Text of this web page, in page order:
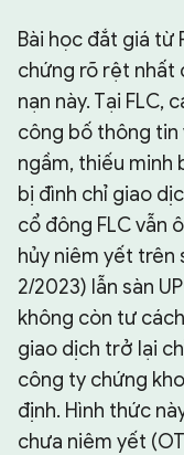
Bài học đắt giá từ
chứng rõ rệt nhất
nạn này. Tại FLC,
công bố thông tin
ngầm, thiếu minh
bị đình chỉ giao
cổ đông FLC vẫn
hủy niêm yết trên
2/2023) lẫn sàn
không còn tư
giao dịch trở lại
công ty chứng
định. Hình thức
chưa niêm yết